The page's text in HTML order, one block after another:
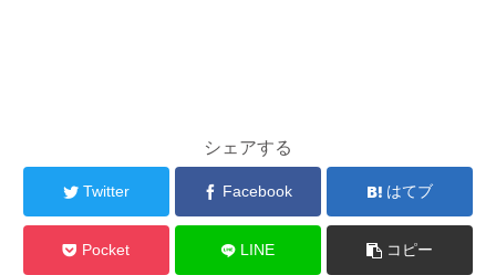
シェアする
Twitter Facebook はてブ
Pocket LINE コピー